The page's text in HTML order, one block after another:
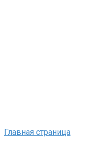
Главная страница